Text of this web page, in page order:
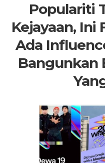
Populariti
Kejayaan, Ini
Ada
Bangunkan